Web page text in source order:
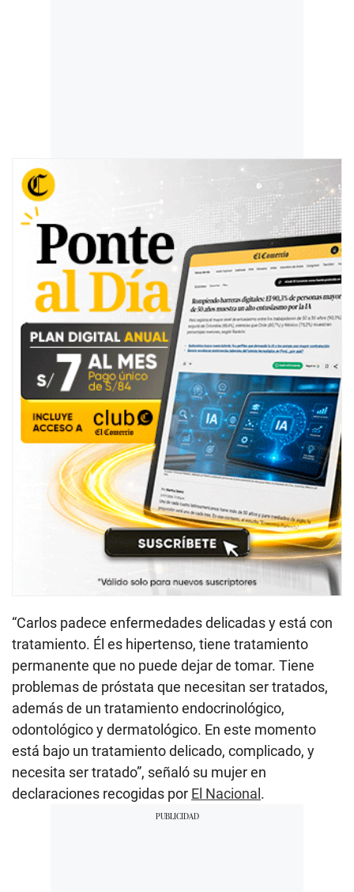
“Carlos padece enfermedades delicadas y está con
tratamiento. Él es hipertenso, tiene tratamiento
permanente que no puede dejar de tomar. Tiene
problemas de próstata que necesitan ser tratados,
además de un tratamiento endocrinológico,
odontológico y dermatológico. En este momento
está bajo un tratamiento delicado, complicado, y
necesita ser tratado”, señaló su mujer en
declaraciones recogidas por El Nacional.